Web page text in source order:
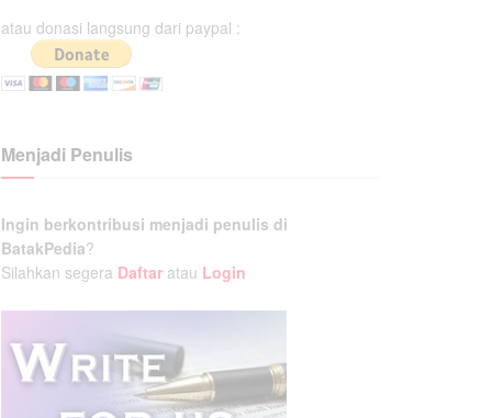
atau donasi langsung dari paypal :
Menjadi Penulis
Ingin berkontribusi menjadi penulis di
BatakPedia?
Silahkan segera Daftar atau Login